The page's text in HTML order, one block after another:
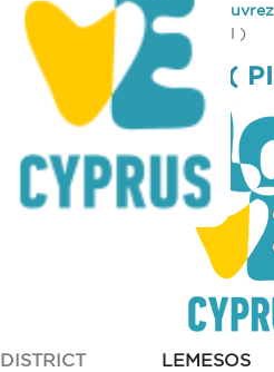
You are here: Home »
FLAMINGO BAR ( PISSOURI )
FLAMINGO BAR (
DISTRICT
LEMESOS